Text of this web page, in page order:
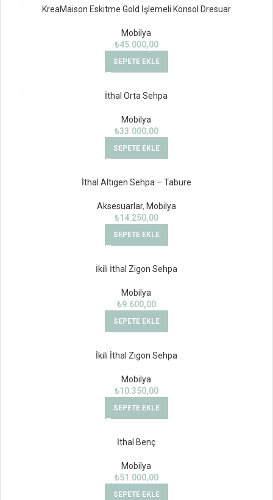
KreaMaison Eskitme Gold İşlemeli Konsol Dresuar
Mobilya
₺45.000,00
SEPETE EKLE
İthal Orta Sehpa
Mobilya
₺33.000,00
SEPETE EKLE
İthal Altıgen Sehpa – Tabure
Aksesuarlar, Mobilya
₺14.250,00
SEPETE EKLE
İkili İthal Zigon Sehpa
Mobilya
₺9.600,00
SEPETE EKLE
İkili İthal Zigon Sehpa
Mobilya
₺10.350,00
SEPETE EKLE
İthal Benç
Mobilya
₺51.000,00
SEPETE EKLE